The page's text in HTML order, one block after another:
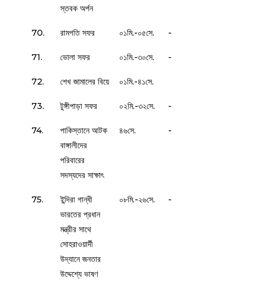
স্তবক অর্পন
70. রামগতি সফর ০১মি.-০৫সে. -
71. ভোলা সফর ০১মি.-৩০সে. -
72. শেখ জামালের বিয়ে ০১মি.-৪১সে.
73. টুঙ্গীপাড়া সফর ০২মি.-৩২সে. -
74.
পাকিস্তানে আটক
বাঙ্গালীদের
পরিবারের
সদস্যদের সাক্ষাৎ
৪৬সে. -
75.
ইন্দিরা গান্ধী
ভারতের প্রধান
মন্ত্রীর সাথে
সোহরাওয়ার্দী
উদ্যানে জনতার
উদ্দেশ্যে ভাষণ
০৮মি.-২৬সে. -